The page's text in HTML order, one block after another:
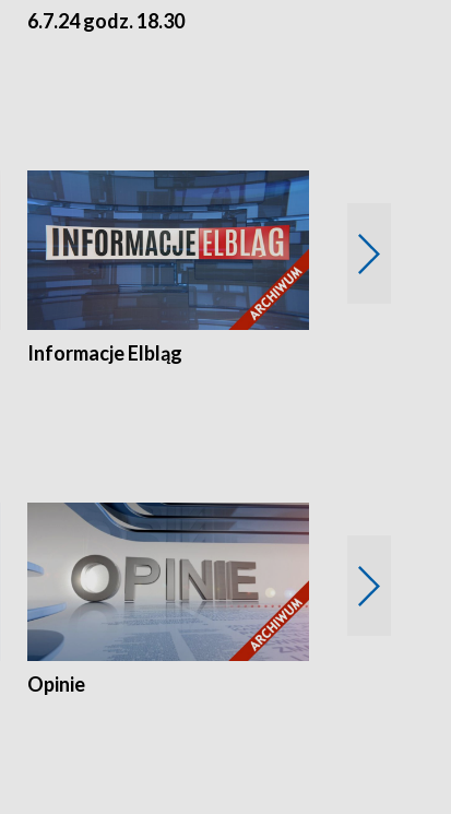
6.7.24 godz. 18.30
Informacje Elbląg
Opinie